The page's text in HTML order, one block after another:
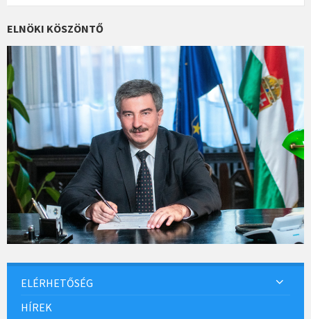
k
ELNÖKI KÖSZÖNTŐ
ELÉRHETŐSÉG
HÍREK